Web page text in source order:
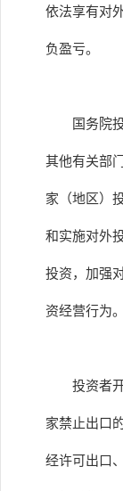
依法享有对
负盈亏。
国务院
其他有关部
家（地区）
和实施对外
投资，加强
资经营行为。
投资者
家禁止出口
经许可出口